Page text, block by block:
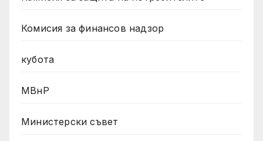
Комисия за финансов надзор
кубота
МВнР
Министерски съвет